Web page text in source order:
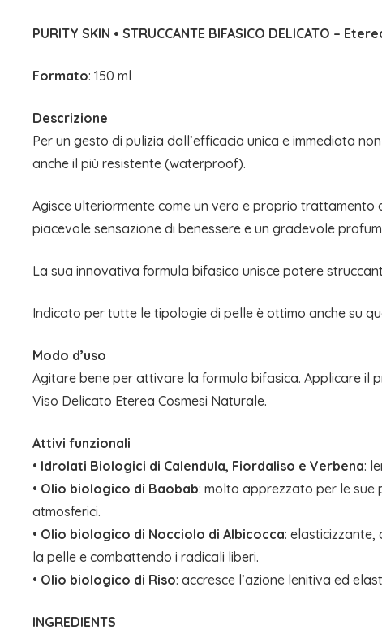
PURITY SKIN • STRUCCANTE BIFASICO DELICATO –
Formato: 150 ml
Descrizione
Per un gesto di pulizia dall’efficacia unica e immediata
anche il più resistente (waterproof).
Agisce ulteriormente come un vero e proprio trattamento
piacevole sensazione di benessere e un gradevole
La sua innovativa formula bifasica unisce potere
Indicato per tutte le tipologie di pelle è ottimo anche su
Modo d’uso
Agitare bene per attivare la formula bifasica. Applicare il
Viso Delicato Eterea Cosmesi Naturale.
Attivi funzionali
• Idrolati Biologici di Calendula, Fiordaliso e Verbena:
• Olio biologico di Baobab: molto apprezzato per le
atmosferici.
• Olio biologico di Nocciolo di Albicocca:
la pelle e combattendo i radicali liberi.
• Olio biologico di Riso: accresce l’azione lenitiva ed
INGREDIENTS